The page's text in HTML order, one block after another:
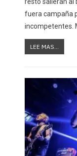
resto salieran al
fuera campaña
incompetentes.
LEE MAS...